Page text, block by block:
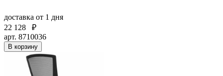
доставка от 1 дня
22 128
₽
арт. 8710036
В корзину